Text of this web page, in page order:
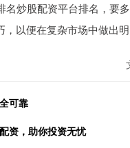
炒股配资平台排名，要
以便在复杂市场中做出明
可靠
资，助你投资无忧